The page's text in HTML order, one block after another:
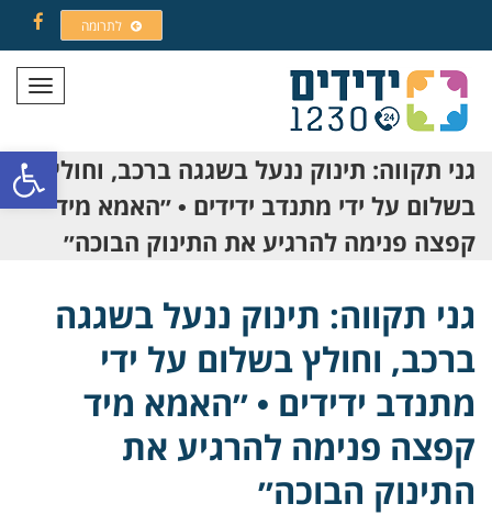
פתח
לתרומה
תפריט
גני תקווה: תינוק ננעל בשגגה ברכב, וחולץ
בשלום על ידי מתנדב ידידים • ״האמא מיד
קפצה פנימה להרגיע את התינוק הבוכה״
גני תקווה: תינוק ננעל בשגגה
ברכב, וחולץ בשלום על ידי
מתנדב ידידים • ״האמא מיד
קפצה פנימה להרגיע את
התינוק הבוכה״